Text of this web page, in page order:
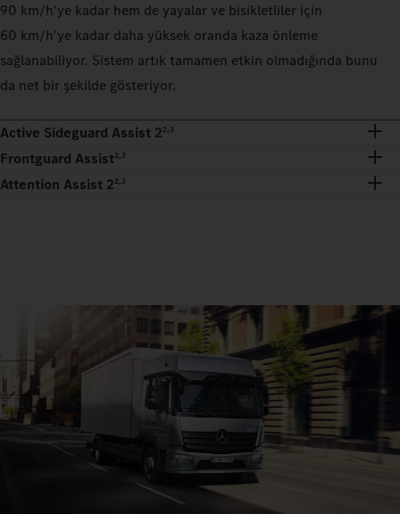
90 km/h'ye kadar hem de yayalar ve bisikletliler için
60 km/h'ye kadar daha yüksek oranda kaza önleme
sağlanabiliyor. Sistem artık tamamen etkin olmadığında bunu
da net bir şekilde gösteriyor.
Active Sideguard Assist 22,3
Frontguard Assist2,3
Attention Assist 22,3